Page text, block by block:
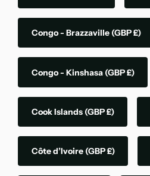
Congo - Brazzaville (GBP £)
Congo - Kinshasa (GBP £)
Cook Islands (GBP £)
Côte d’Ivoire (GBP £)